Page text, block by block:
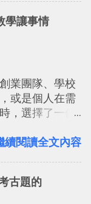
後就是最好的
機上查看這次
、立即拿到、
，又不想跑照
且價格不貴，
也十分簡單。
：「 不需買印
則從印照片出
學讓事情
業團隊、學校
或是個人在需
，選擇了一個
讓這麼多人都
Evernote 當
續閱讀全文內容
古題的